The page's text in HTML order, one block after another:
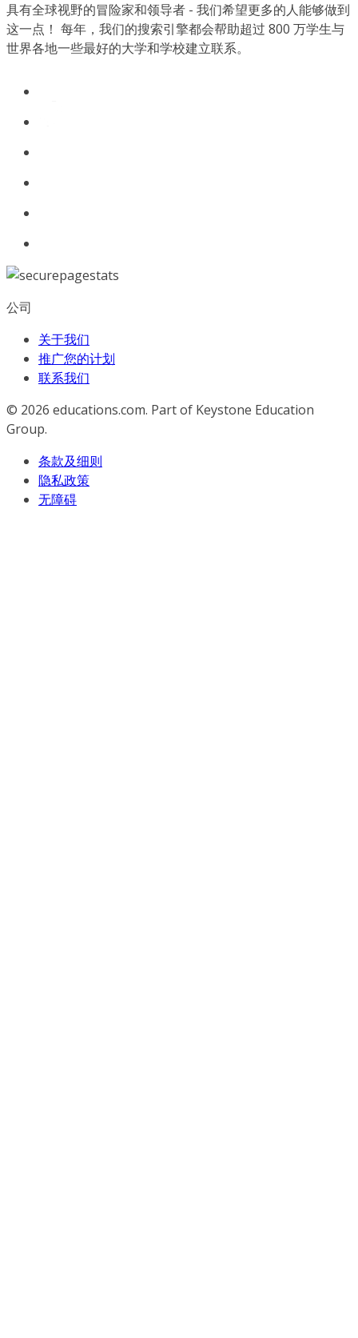
具有全球视野的冒险家和领导者 - 我们希望更多的人能够做到
这一点！ 每年，我们的搜索引擎都会帮助超过 800 万学生与
世界各地一些最好的大学和学校建立联系。
公司
关于我们
推广您的计划
联系我们
© 2026 educations.com. Part of Keystone Education
Group.
条款及细则
隐私政策
无障碍